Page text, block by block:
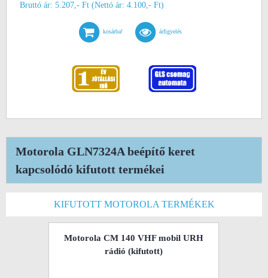
Bruttó ár: 5.207,- Ft (Nettó ár: 4.100,- Ft)
kosárba! árfigyelés
Motorola GLN7324A beépítő keret
kapcsolódó kifutott termékei
KIFUTOTT MOTOROLA TERMÉKEK
Motorola CM 140 VHF mobil URH
rádió (kifutott)